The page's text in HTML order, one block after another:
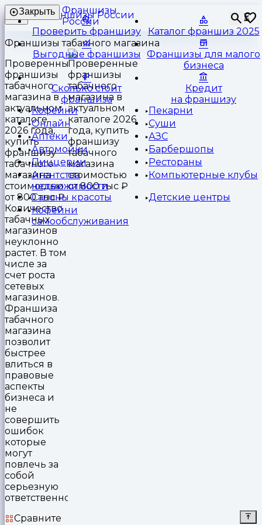
Франшизы
России
⏳
Закрыть
Проверить франшизу Каталог франшиз 2025
Выгодные франшизы
Франшизы для малого
бизнеса
Сколько стоит
франшиза
Кредит
на франшизу
Кофейни
Пекарни
Онлайн
Суши
Аптеки
АЗС
Автомойки
Барбершопы
Пиццерии
Рестораны
Агентства
недвижимости
Компьютерные клубы
Салоны красоты
Детские центры
Кофейни
самообслуживания
Франшизы табачного магазина
Проверенные
франшизы
табачного
магазина в
актуальном
каталоге
2026 года,
купить
франшизу
табачного
магазина
стоимостью
от 800 тыс ₽.
Количество
табачных
магазинов
неуклонно
растет. В том
числе за
счет роста
сетевых
магазинов.
Франшиза
табачного
магазина
позволит
быстрее
влиться в
правовые
аспекты
бизнеса и
не
совершить
ошибок
которые
могут
повлечь за
собой
серьезную
ответственность
Сравните